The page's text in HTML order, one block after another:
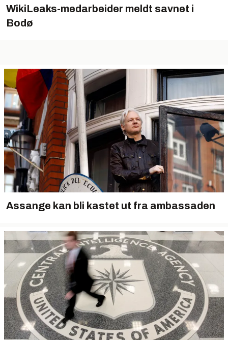
WikiLeaks-medarbeider meldt savnet i
Bodø
Assange kan bli kastet ut fra ambassaden